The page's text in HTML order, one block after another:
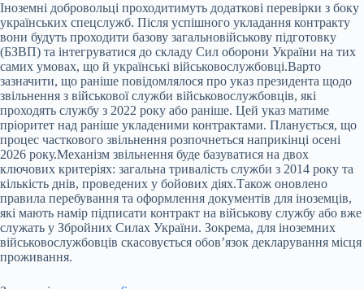
Іноземні добровольці проходитимуть додаткові перевірки з боку
українських спецслужб. Після успішного укладання контракту
вони будуть проходити базову загальновійськову підготовку
(БЗВП) та інтегруватися до складу Сил оборони України на тих
самих умовах, що й українські військовослужбовці.Варто
зазначити, що раніше повідомлялося про указ президента щодо
звільнення з військової служби військовослужбовців, які
проходять службу з 2022 року або раніше. Цей указ матиме
пріоритет над раніше укладеними контрактами. Планується, що
процес часткового звільнення розпочнеться наприкінці осені
2026 року.Механізм звільнення буде базуватися на двох
ключових критеріях: загальна тривалість служби з 2014 року та
кількість днів, проведених у бойових діях.Також оновлено
правила перебування та оформлення документів для іноземців,
які мають намір підписати контракт на військову службу або вже
служать у Збройних Силах України. Зокрема, для іноземних
військовослужбовців скасовується обов’язок декларування місця
проживання.